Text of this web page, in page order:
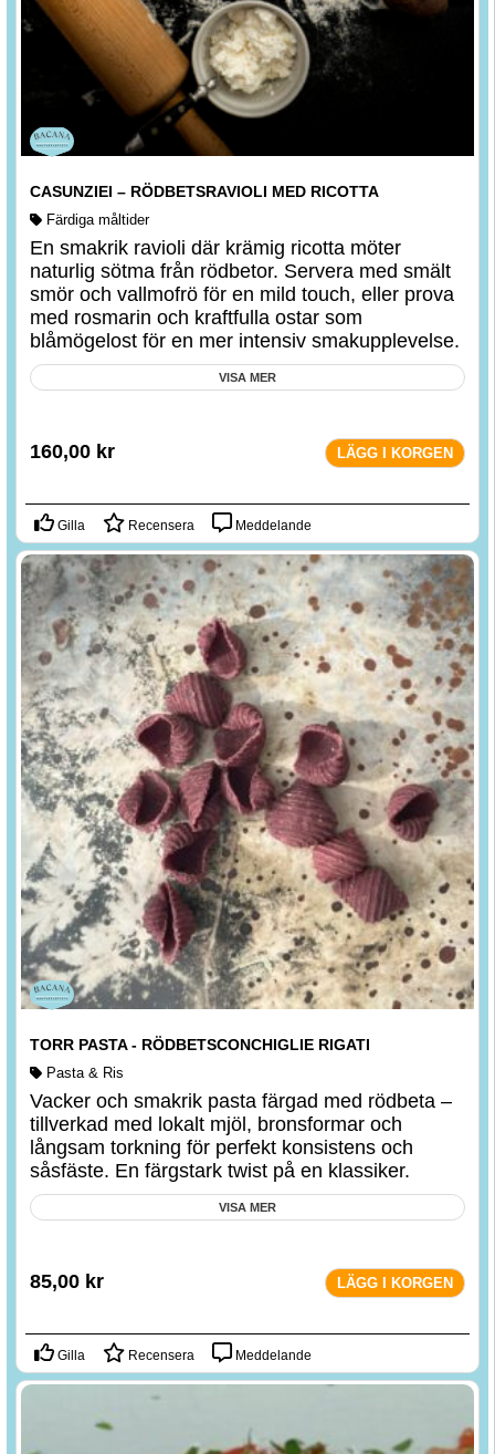
CASUNZIEI – RÖDBETSRAVIOLI MED RICOTTA
Färdiga måltider
En smakrik ravioli där krämig ricotta möter
naturlig sötma från rödbetor. Servera med smält
smör och vallmofrö för en mild touch, eller prova
med rosmarin och kraftfulla ostar som
blåmögelost för en mer intensiv smakupplevelse.
VISA MER
160,00 kr LÄGG I KORGEN
Gilla Recensera Meddelande
TORR PASTA - RÖDBETSCONCHIGLIE RIGATI
Pasta & Ris
Vacker och smakrik pasta färgad med rödbeta –
tillverkad med lokalt mjöl, bronsformar och
långsam torkning för perfekt konsistens och
såsfäste. En färgstark twist på en klassiker.
VISA MER
85,00 kr LÄGG I KORGEN
Gilla Recensera Meddelande